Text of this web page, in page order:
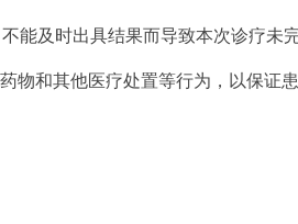
及时出具结果而导致本次诊疗未
物和其他医疗处置等行为，以保证